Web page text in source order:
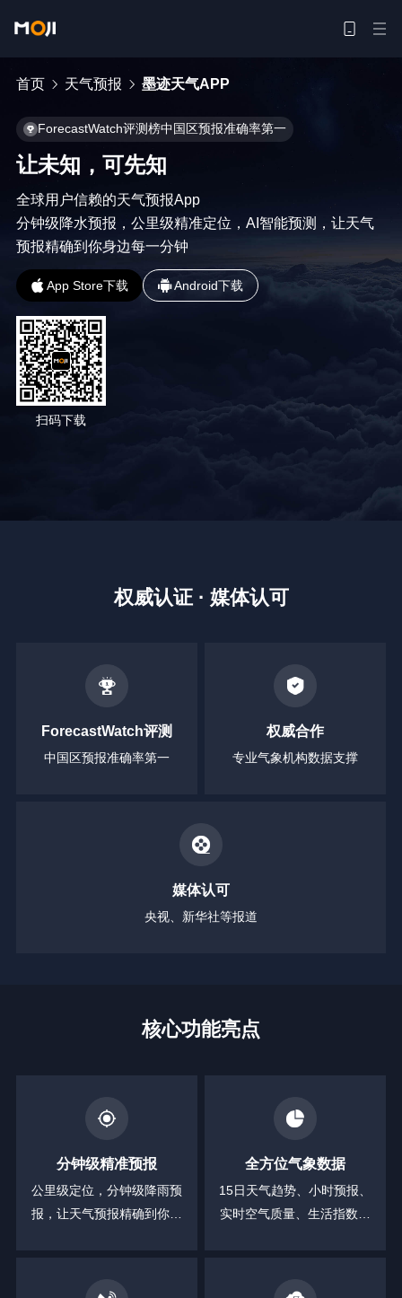
首页 天气预报 墨迹天气APP
ForecastWatch评测榜中国区预报准确率第一
让未知，可先知
全球用户信赖的天气预报App
分钟级降水预报，公里级精准定位，AI智能预测，让天气
预报精确到你身边每一分钟
App Store下载 Android下载
扫码下载
权威认证 · 媒体认可
ForecastWatch评测
中国区预报准确率第一
权威合作
专业气象机构数据支撑
媒体认可
央视、新华社等报道
核心功能亮点
分钟级精准预报
公里级定位，分钟级降雨预
报，让天气预报精确到你身
全方位气象数据
15日天气趋势、小时预报、
实时空气质量、生活指数等